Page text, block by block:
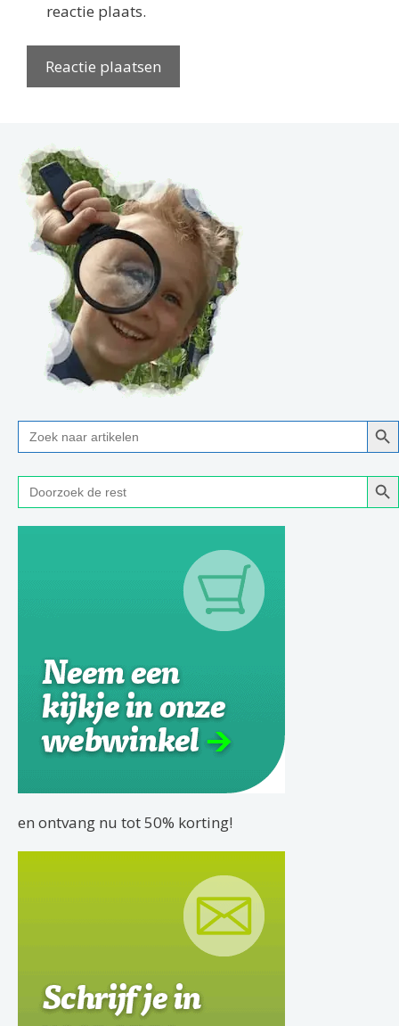
reactie plaats.
Zoek
naar:
Zoek
naar:
en ontvang nu tot 50% korting!